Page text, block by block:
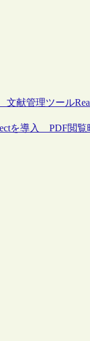
文献管理ツール
を導入 PDF閲覧